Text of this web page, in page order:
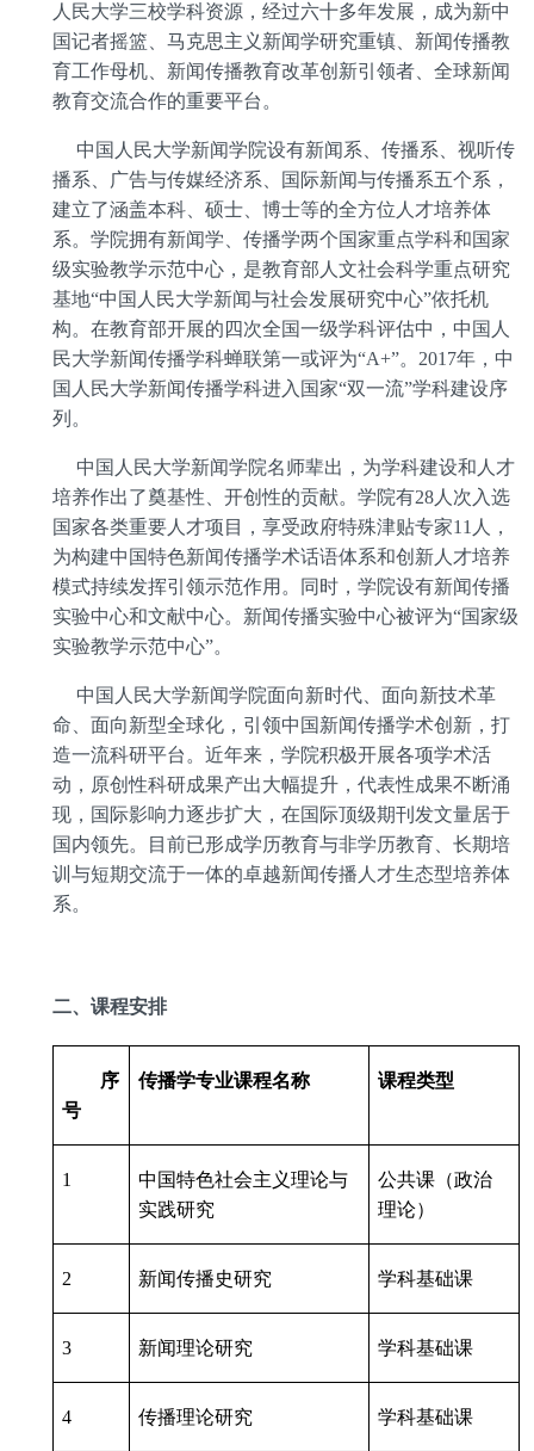
人民大学三校学科资源，经过六十多年发展，成为新中
国记者摇篮、马克思主义新闻学研究重镇、新闻传播教
育工作母机、新闻传播教育改革创新引领者、全球新闻
教育交流合作的重要平台。
中国人民大学新闻学院设有新闻系、传播系、视听传
播系、广告与传媒经济系、国际新闻与传播系五个系，
建立了涵盖本科、硕士、博士等的全方位人才培养体
系。学院拥有新闻学、传播学两个国家重点学科和国家
级实验教学示范中心，是教育部人文社会科学重点研究
基地“中国人民大学新闻与社会发展研究中心”依托机
构。在教育部开展的四次全国一级学科评估中，中国人
民大学新闻传播学科蝉联第一或评为“A+”。 2017年，中
国人民大学新闻传播学科进入国家“双一流”学科建设序
列。
中国人民大学新闻学院名师辈出，为学科建设和人才
培养作出了奠基性、开创性的贡献。学院有28 人次入选
国家各类重要人才项目，享受政府特殊津贴专家11 人，
为构建中国特色新闻传播学术话语体系和创新人才培养
模式持续发挥引领示范作用。同时，学院设有新闻传播
实验中心和文献中心。新闻传播实验中心被评为“国家级
实验教学示范中心”。
中国人民大学新闻学院面向新时代、面向新技术革
命、面向新型全球化，引领中国新闻传播学术创新，打
造一流科研平台。近年来，学院积极开展各项学术活
动，原创性科研成果产出大幅提升，代表性成果不断涌
现，国际影响力逐步扩大，在国际顶级期刊发文量居于
国内领先。目前已形成学历教育与非学历教育、长期培
训与短期交流于一体的卓越新闻传播人才生态型培养体
系。
二、课程安排
序
号
传播学专业课程名称 课程类型
1
中国特色社会主义理论与
实践研究
公共课（政治
理论）
2 新闻传播史研究 学科基础课
3 新闻理论研究 学科基础课
4 传播理论研究 学科基础课